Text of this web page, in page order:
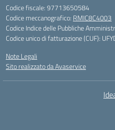
Codice fiscale: 97713650584
Codice meccanografico: RMIC8C4003
Codice Indice delle Pubbliche
Codice unico di fatturazione (CUF):
Note Legali
Sito realizzato da Avaservice